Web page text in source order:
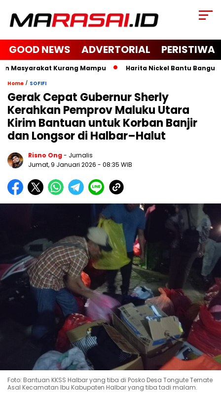
GOOD NEWS ADVERTORIAL PERISTIWA
Kurang Mampu Harita Nickel Bantu Bangun
Home / SOFIFI
Gerak Cepat Gubernur Sherly
Kerahkan Pemprov Maluku Utara
Kirim Bantuan untuk Korban Banjir
dan Longsor di Halbar–Halut
Risno Ong- Jurnalis
Jumat, 9 Januari 2026 - 08:35 WIB
Foto: Bantuan KKSS Halbar yang tiba di Posko Desa Tongute Ternate
Asal Kecamatan Ibu Kabupaten Halbar yang tiba tadi malam.